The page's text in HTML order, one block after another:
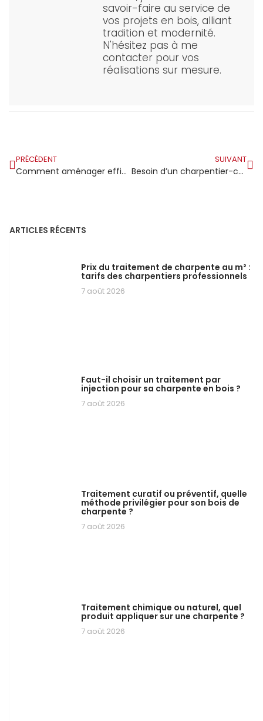
savoir-faire au service de
vos projets en bois, alliant
tradition et modernité.
N'hésitez pas à me
contacter pour vos
réalisations sur mesure.
PRÉCÉDENT
Comment aménager efficacement des combles perdus avec une charpente de type fermette ?
SUIVANT
Besoin d’un charpentier-couvreur à Amiens ?
ARTICLES RÉCENTS
Prix du traitement de charpente au m² :
tarifs des charpentiers professionnels
7 août 2026
Faut-il choisir un traitement par
injection pour sa charpente en bois ?
7 août 2026
Traitement curatif ou préventif, quelle
méthode privilégier pour son bois de
charpente ?
7 août 2026
Traitement chimique ou naturel, quel
produit appliquer sur une charpente ?
7 août 2026